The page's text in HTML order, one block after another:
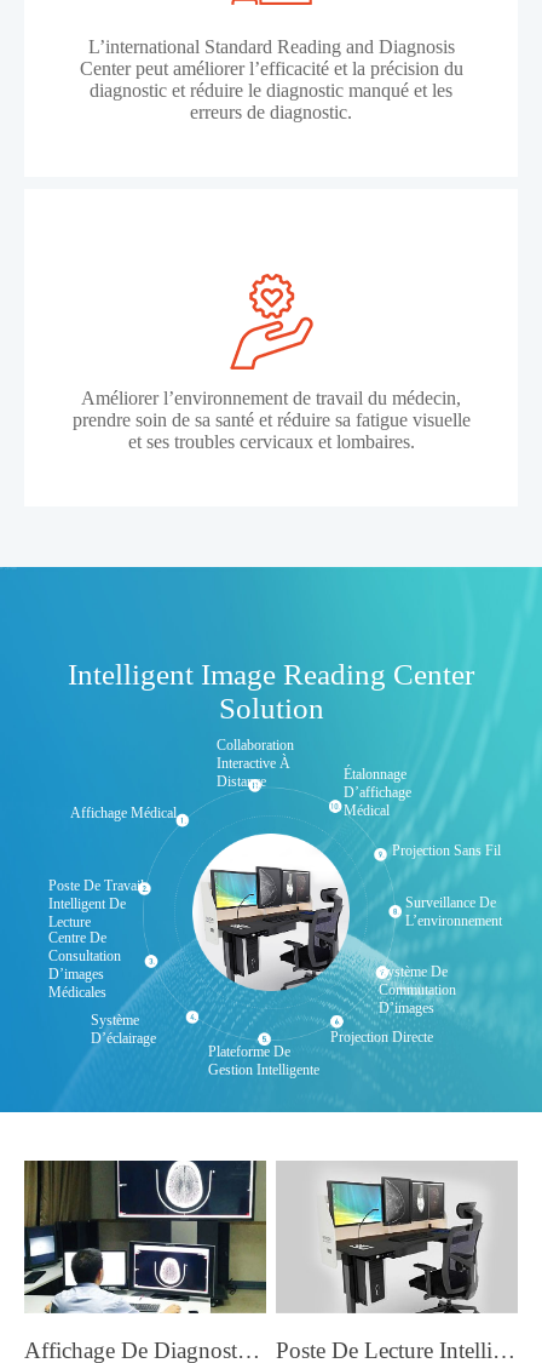
L’international Standard Reading and Diagnosis
Center peut améliorer l’efficacité et la précision du
diagnostic et réduire le diagnostic manqué et les
erreurs de diagnostic.
Améliorer l’environnement de travail du médecin,
prendre soin de sa santé et réduire sa fatigue visuelle
et ses troubles cervicaux et lombaires.
Intelligent Image Reading Center
Solution
Affichage Médical
Poste De Travail
Intelligent De
Lecture
Centre De
Consultation
D’images
Médicales
Système
D’éclairage
Plateforme De
Gestion Intelligente
Projection Directe
Système De
Commutation
D’images
Surveillance De
L’environnement
Projection Sans Fil
Étalonnage
D’affichage
Médical
Collaboration
Interactive À
Distance
Affichage De Diagnostic Médical Poste De Lecture Intelligent